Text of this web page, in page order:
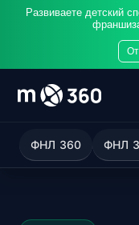
Развиваете детский
ФНЛ 360 ФНЛ